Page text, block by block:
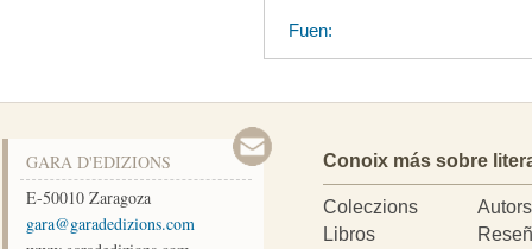
Fuen:
GARA D'EDIZIONS
E-50010 Zaragoza
moc.snoizidedarag@arag
Conoix más sobre
Coleczions
Autors
Libros